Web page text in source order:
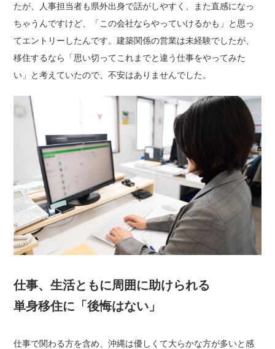
たが、人事担当者も県外出身で話がしやすく、また直感になっ
ちゃうんですけど、「この会社ならやっていけるかも」と思っ
てエントリーしたんです。建築関係の営業は未経験でしたが、
移住するなら「思い切ってこれまでと違う仕事をやってみた
い」と考えていたので、不安はありませんでした。
仕事、生活ともに周囲に助けられる
単身移住に「後悔はない」
仕事で関わる方を含め、沖縄は優しくて大らかな方が多いと感